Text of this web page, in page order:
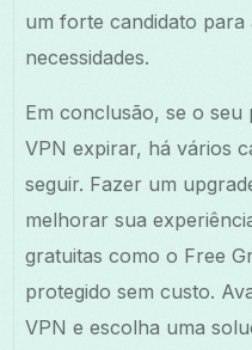
um forte candidato para
necessidades.
Em conclusão, se o
VPN expirar, há vários
seguir. Fazer um
melhorar sua
gratuitas como o Free
protegido sem custo.
VPN e escolha uma